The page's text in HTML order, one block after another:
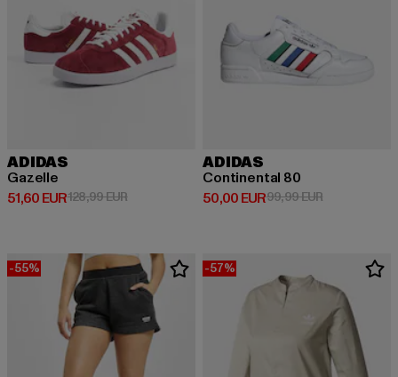
ADIDAS
Gazelle
51,60 EUR
Derzeitiger Preis: 51,60 EUR
128,99 EURAktionspreis: 128,99 EUR
ADIDAS
Continental 80
50,00 EUR
Derzeitiger Preis: 50,00 EUR
99,99 EURAktionspreis:
-55% -57%